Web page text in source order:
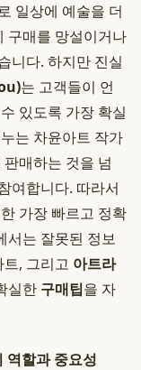
일상에 예술을 더
구매를 망설이거나
니다. 하지만 진실
는 고객들이 언
있도록 가장 확실
는 차윤아트 작가
매하는 것을 넘
여합니다. 따라서
가장 빠르고 정확
서는 잘못된 정보
, 그리고 아트라
실한 구매팁을 자
할과 중요성